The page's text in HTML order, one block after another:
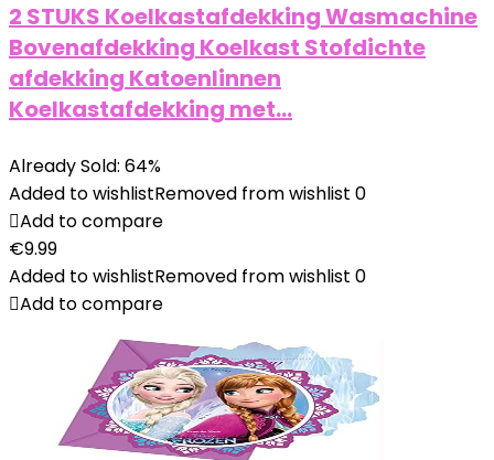
2 STUKS Koelkastafdekking Wasmachine
Bovenafdekking Koelkast Stofdichte
afdekking Katoenlinnen
Koelkastafdekking met…
Already Sold: 64%
Added to wishlistRemoved from wishlist 0
Add to compare
€9.99
Added to wishlistRemoved from wishlist 0
Add to compare